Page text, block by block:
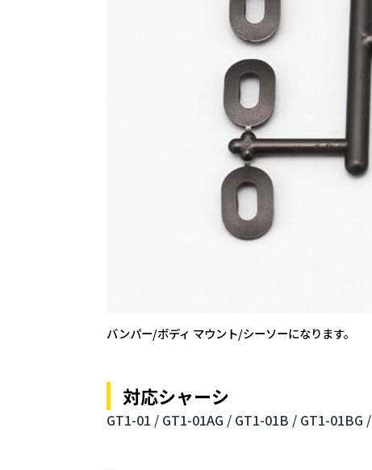
バンパー/ボディ マウント/シーソーになります。
対応シャーシ
GT1-01 / GT1-01AG / GT1-01B / GT1-01BG /